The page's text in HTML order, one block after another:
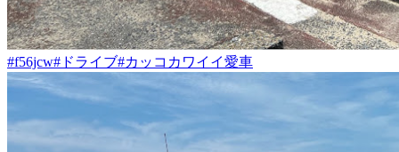
#f56jcw#ドライブ#カッコカワイイ愛車